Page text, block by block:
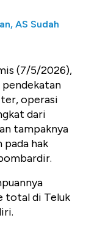
AS Sudah
(7/5/2026),
operasi
dari
tampaknya
pada hak
total di Teluk